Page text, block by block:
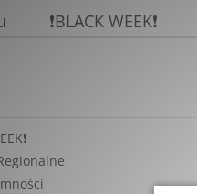
❗BLACK WEEK❗